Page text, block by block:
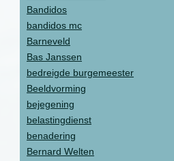
Bandidos
bandidos mc
Barneveld
Bas Janssen
bedreigde burgemeester
Beeldvorming
bejegening
belastingdienst
benadering
Bernard Welten